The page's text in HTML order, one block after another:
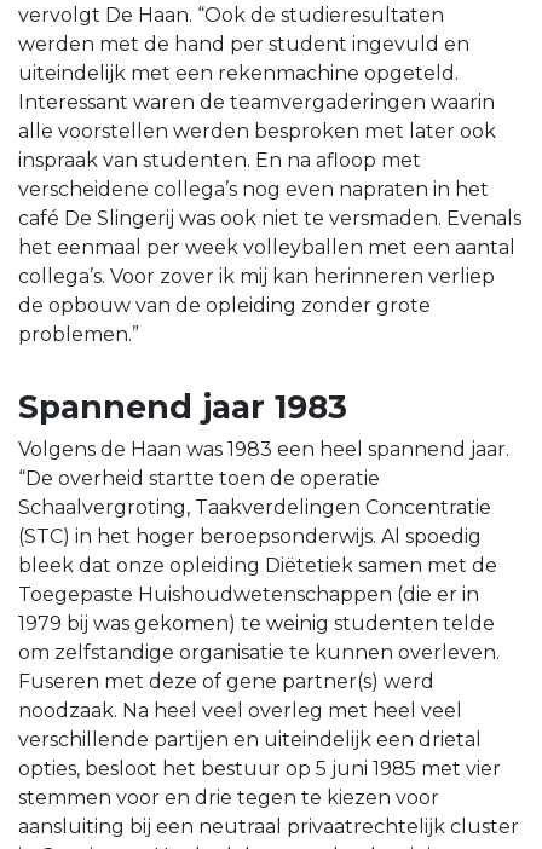
vervolgt De Haan. “Ook de studieresultaten
werden met de hand per student ingevuld en
uiteindelijk met een rekenmachine opgeteld.
Interessant waren de teamvergaderingen waarin
alle voorstellen werden besproken met later ook
inspraak van studenten. En na afloop met
verscheidene collega’s nog even napraten in het
café De Slingerij was ook niet te versmaden. Evenals
het eenmaal per week volleyballen met een aantal
collega’s. Voor zover ik mij kan herinneren verliep
de opbouw van de opleiding zonder grote
problemen.”
Spannend jaar 1983
Volgens de Haan was 1983 een heel spannend jaar.
“De overheid startte toen de operatie
Schaalvergroting, Taakverdelingen Concentratie
(STC) in het hoger beroepsonderwijs. Al spoedig
bleek dat onze opleiding Diëtetiek samen met de
Toegepaste Huishoudwetenschappen (die er in
1979 bij was gekomen) te weinig studenten telde
om zelfstandige organisatie te kunnen overleven.
Fuseren met deze of gene partner(s) werd
noodzaak. Na heel veel overleg met heel veel
verschillende partijen en uiteindelijk een drietal
opties, besloot het bestuur op 5 juni 1985 met vier
stemmen voor en drie tegen te kiezen voor
aansluiting bij een neutraal privaatrechtelijk cluster